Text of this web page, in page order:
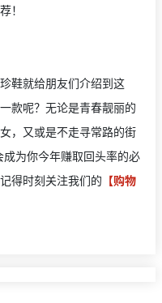
！
鞋就给朋友们介绍到这
款呢？无论是青春靓丽的
，又或是不走寻常路的街
为你今年赚取回头率的必
得时刻关注我们的 【购物